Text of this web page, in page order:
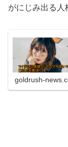
がにじみ出る人
goldrush-